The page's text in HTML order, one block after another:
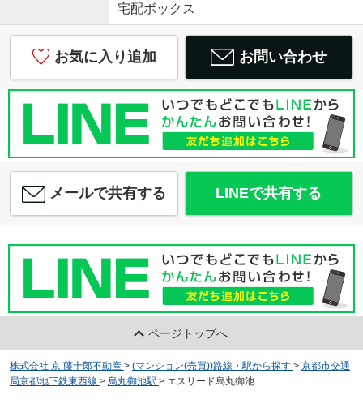
宅配ボックス
お気に入り追加 お問い合わせ
メールで共有する LINEで共有する
ページトップへ
株式会社 京 藤十郎不動産 > (マンション(売買))路線・駅から探す > 京都市交通
局京都地下鉄東西線 > 烏丸御池駅 > エスリード烏丸御池